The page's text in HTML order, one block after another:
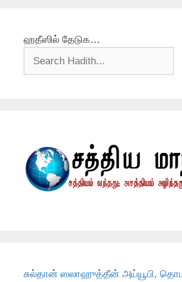
ஹதீஸில் தேடுக…
சுல்தான் ஸலாஹுத்தீன் அய்யூபி,